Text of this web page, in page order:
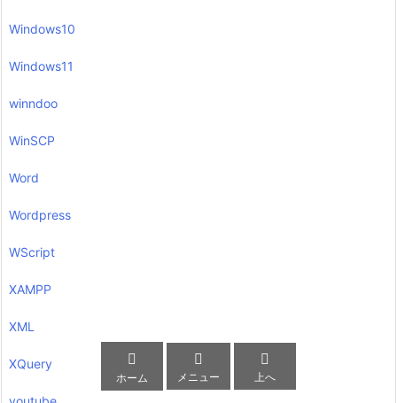
Windows10
Windows11
winndoo
WinSCP
Word
Wordpress
WScript
XAMPP
XML
XQuery 
ホーム

メニュー

上へ